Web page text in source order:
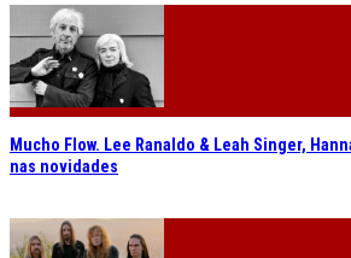
Mucho Flow. Lee Ranaldo & Leah Singer,
nas novidades